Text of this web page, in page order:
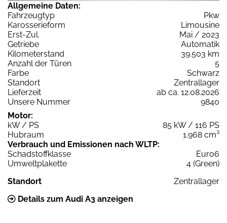
Allgemeine Daten:
Fahrzeugtyp
Pkw
Karosserieform
Limousine
Erst-Zul.
Mai / 2023
Getriebe
Automatik
Kilometerstand
39.503 km
Anzahl der Türen
5
Farbe
Schwarz
Standort
Zentrallager
Lieferzeit
ab ca. 12.08.2026
Unsere Nummer
9840
Motor:
kW / PS
85 kW / 116 PS
Hubraum
1.968 cm³
Verbrauch und Emissionen nach WLTP:
Schadstoffklasse
Euro6
Umweltplakette
4 (Green)
Standort
Zentrallager
Details zum Audi A3 anzeigen